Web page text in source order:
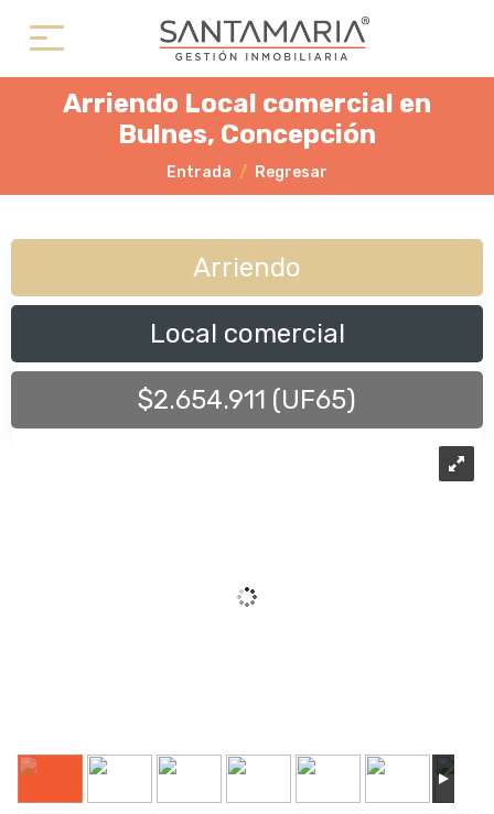
Arriendo Local comercial en
Bulnes, Concepción
Entrada Regresar
Arriendo
Local comercial
$2.654.911 (UF65)